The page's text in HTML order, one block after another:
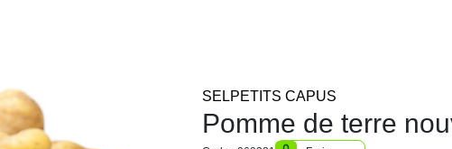
SELPETITS CAPUS
Pomme de terre